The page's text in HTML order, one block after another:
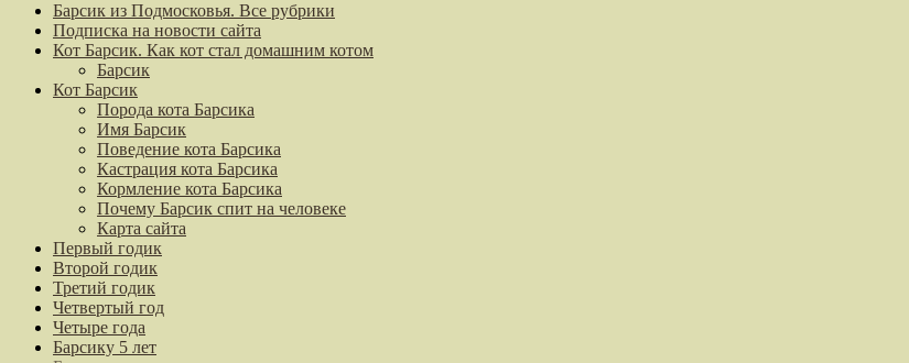
Барсик из Подмосковья. Все рубрики
Подписка на новости сайта
Кот Барсик. Как кот стал домашним котом
Барсик
Кот Барсик
Порода кота Барсика
Имя Барсик
Поведение кота Барсика
Кастрация кота Барсика
Кормление кота Барсика
Почему Барсик спит на человеке
Карта сайта
Первый годик
Второй годик
Третий годик
Четвертый год
Четыре года
Барсику 5 лет